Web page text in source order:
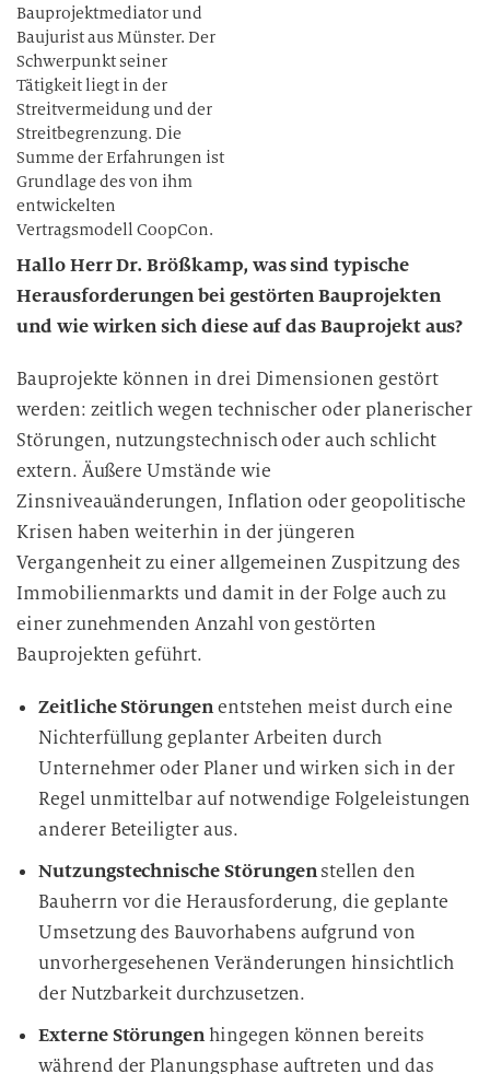
Bauprojektmediator und
Baujurist aus Münster. Der
Schwerpunkt seiner
Tätigkeit liegt in der
Streitvermeidung und der
Streitbegrenzung. Die
Summe der Erfahrungen ist
Grundlage des von ihm
entwickelten
Vertragsmodell CoopCon.
Hallo Herr Dr. Brößkamp, was sind typische
Herausforderungen bei gestörten Bauprojekten
und wie wirken sich diese auf das Bauprojekt aus?
Bauprojekte können in drei Dimensionen gestört
werden: zeitlich wegen technischer oder planerischer
Störungen, nutzungstechnisch oder auch schlicht
extern. Äußere Umstände wie
Zinsniveauänderungen, Inflation oder geopolitische
Krisen haben weiterhin in der jüngeren
Vergangenheit zu einer allgemeinen Zuspitzung des
Immobilienmarkts und damit in der Folge auch zu
einer zunehmenden Anzahl von gestörten
Bauprojekten geführt.
Zeitliche Störungenentstehen meist durch eine
Nichterfüllung geplanter Arbeiten durch
Unternehmer oder Planer und wirken sich in der
Regel unmittelbar auf notwendige Folgeleistungen
anderer Beteiligter aus.
Nutzungstechnische Störungenstellen den
Bauherrn vor die Herausforderung, die geplante
Umsetzung des Bauvorhabens aufgrund von
unvorhergesehenen Veränderungen hinsichtlich
der Nutzbarkeit durchzusetzen.
Externe Störungen hingegen können bereits
während der Planungsphase auftreten und das